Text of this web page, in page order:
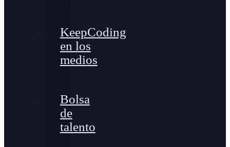
KeepCoding
en los
medios
Bolsa
de
talento